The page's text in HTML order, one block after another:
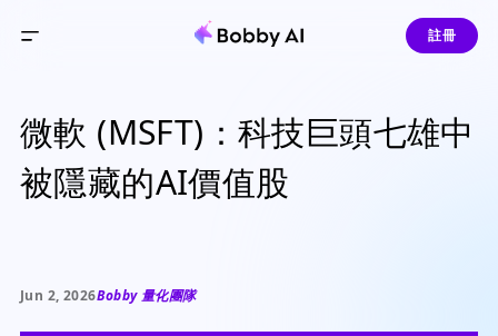
註冊
微軟 (MSFT)：科技巨頭七雄中
被隱藏的AI價值股
Jun 2, 2026Bobby 量化團隊